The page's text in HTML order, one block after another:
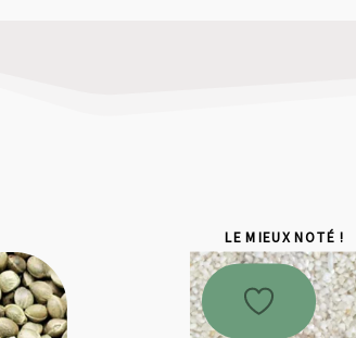
LE MIEUX NOTÉ !